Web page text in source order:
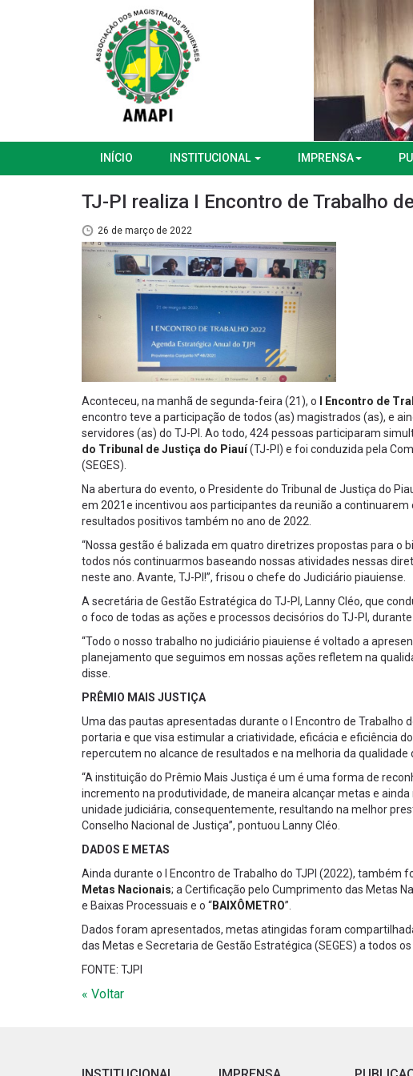
INÍCIO INSTITUCIONAL IMPRENSA
TJ-PI realiza I Encontro de Trabalho
26 de março de 2022
Aconteceu, na manhã de segunda-feira (21), o I Encontro de
encontro teve a participação de todos (as) magistrados (as), e
servidores (as) do TJ-PI. Ao todo, 424 pessoas participaram
do Tribunal de Justiça do Piauí(TJ-PI) e foi conduzida pela
(SEGES).
Na abertura do evento, o Presidente do Tribunal de Justiça do
em 2021e incentivou aos participantes da reunião a
resultados positivos também no ano de 2022.
“Nossa gestão é balizada em quatro diretrizes propostas para o
todos nós continuarmos baseando nossas atividades nessas
neste ano. Avante, TJ-PI!”, frisou o chefe do Judiciário piauiense.
A secretária de Gestão Estratégica do TJ-PI, Lanny Cléo, que
o foco de todas as ações e processos decisórios do TJ-PI, durante
“Todo o nosso trabalho no judiciário piauiense é voltado a
planejamento que seguimos em nossas ações refletem na
disse.
PRÊMIO MAIS JUSTIÇA
Uma das pautas apresentadas durante o I Encontro de Trabalho
portaria e que visa estimular a criatividade, eficácia e eficiência
repercutem no alcance de resultados e na melhoria da qualidade
“A instituição do Prêmio Mais Justiça é um é uma forma de
incremento na produtividade, de maneira alcançar metas e
unidade judiciária, consequentemente, resultando na melhor
Conselho Nacional de Justiça”, pontuou Lanny Cléo.
DADOS E METAS
Ainda durante o I Encontro de Trabalho do TJPI (2022), também
Metas Nacionais; a Certificação pelo Cumprimento das Metas
e Baixas Processuais e o “BAIXÔMETRO”.
Dados foram apresentados, metas atingidas foram
das Metas e Secretaria de Gestão Estratégica (SEGES) a todos
FONTE: TJPI
« Voltar